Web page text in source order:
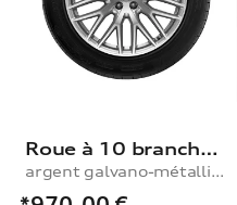
Roue à 10 branches en Y
argent galvano-métallisé, 9,0Jx20, pneu d’hiver 285/45 R20 112V XL, gauche